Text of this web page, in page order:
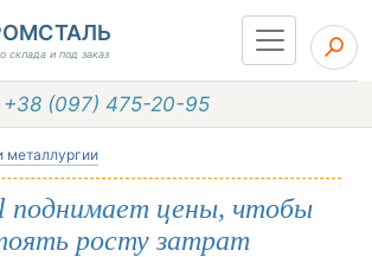
склада и под заказ
+38 (097) 475-20-95
металлургии
поднимает цены, чтобы
росту затрат